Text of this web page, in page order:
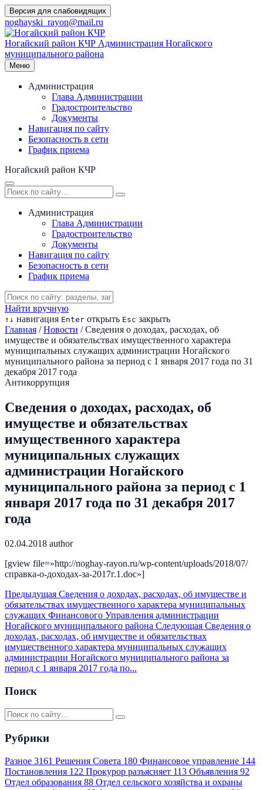
Перейти
к
содержимому
Версия для слабовидящих
noghayski_rayon@mail.ru
Ногайский район КЧР Администрация Ногайского
муниципального района
Меню
Администрация
Глава Администрации
Градостроительство
Документы
Навигация по сайту
Безопасность в сети
График приема
Ногайский район КЧР
Администрация
Глава Администрации
Градостроительство
Документы
Навигация по сайту
Безопасность в сети
График приема
Найти вручную
↑ ↓ навигация Enter открыть Esc закрыть
Главная / Новости / Сведения о доходах, расходах, об
имуществе и обязательствах имущественного характера
муниципальных служащих администрации Ногайского
муниципального района за период с 1 января 2017 года по 31
декабря 2017 года
Антикоррупция
Сведения о доходах, расходах, об
имуществе и обязательствах
имущественного характера
муниципальных служащих
администрации Ногайского
муниципального района за период с 1
января 2017 года по 31 декабря 2017
года
02.04.2018 author
[gview file=»http://noghay-rayon.ru/wp-content/uploads/2018/07/
справка-о-доходах-за-2017г.1.doc»]
Предыдущая Сведения о доходах, расходах, об имуществе и
обязательствах имущественного характера муниципальных
служащих Финансового Управления администрации
Ногайского муниципального района Следующая Сведения о
доходах, расходах, об имуществе и обязательствах
имущественного характера муниципальных служащих
администрации Ногайского муниципального района за
период с 1 января 2017 года по...
Поиск
Рубрики
Разное 3161 Решения Совета 180 Финансовое управление 144
Постановления 122 Прокурор разъясняет 113 Объявления 92
Отдел образования 88 Отдел сельского хозяйства и охраны